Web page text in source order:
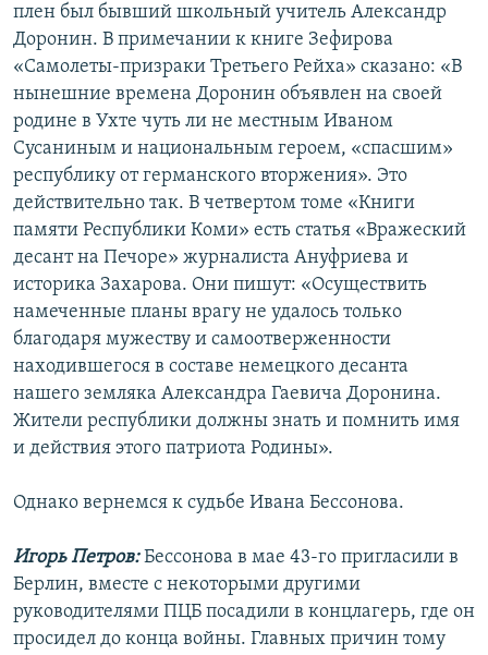
плен был бывший школьный учитель Александр
Доронин. В примечании к книге Зефирова
«Самолеты-призраки Третьего Рейха» сказано: «В
нынешние времена Доронин объявлен на своей
родине в Ухте чуть ли не местным Иваном
Сусаниным и национальным героем, «спасшим»
республику от германского вторжения». Это
действительно так. В четвертом томе «Книги
памяти Республики Коми» есть статья «Вражеский
десант на Печоре» журналиста Ануфриева и
историка Захарова. Они пишут: «Осуществить
намеченные планы врагу не удалось только
благодаря мужеству и самоотверженности
находившегося в составе немецкого десанта
нашего земляка Александра Гаевича Доронина.
Жители республики должны знать и помнить имя
и действия этого патриота Родины».
Однако вернемся к судьбе Ивана Бессонова.
Игорь Петров:Бессонова в мае 43-го пригласили в
Берлин, вместе с некоторыми другими
руководителями ПЦБ посадили в концлагерь, где он
просидел до конца войны. Главных причин тому